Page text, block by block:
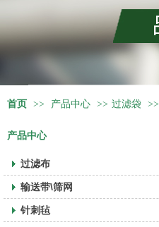
首页 >> 产品中心 >> 过滤袋 >>
产品中心
过滤布
输送带\筛网
针刺毡